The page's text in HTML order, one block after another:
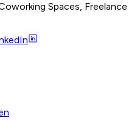
Spaces, Freelance